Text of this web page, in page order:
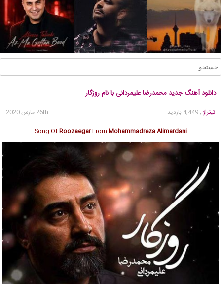
دانلود آهنگ جدید محمدرضا علیمردانی با نام روزگار
تیتراژ , 4,449 بازدید
26th مارس 2020
Song OfRoozaegarFrom Mohammadreza Alimardani